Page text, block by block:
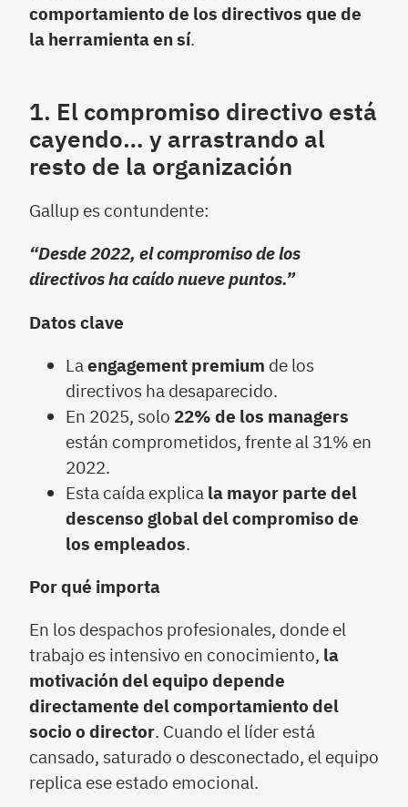
comportamiento de los directivos que de
la herramienta en sí.
1. El compromiso directivo está
cayendo… y arrastrando al
resto de la organización
Gallup es contundente:
“Desde 2022, el compromiso de los
directivos ha caído nueve puntos.”
Datos clave
La engagement premium de los
directivos ha desaparecido.
En 2025, solo 22% de los managers
están comprometidos, frente al 31% en
2022.
Esta caída explica la mayor parte del
descenso global del compromiso de
los empleados.
Por qué importa
En los despachos profesionales, donde el
trabajo es intensivo en conocimiento, la
motivación del equipo depende
directamente del comportamiento del
socio o director. Cuando el líder está
cansado, saturado o desconectado, el equipo
replica ese estado emocional.